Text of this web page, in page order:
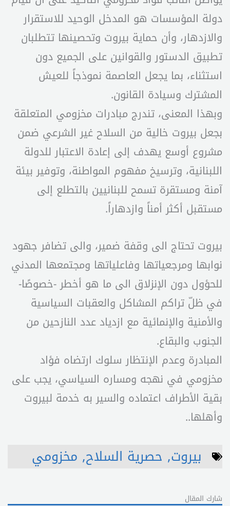
دولة المؤسسات هو المدخل الوحيد للاستقرار
والازدهار، وأن حماية بيروت وتحصينها تتطلبان
تطبيق الدستور والقوانين على الجميع دون
استثناء، بما يجعل العاصمة نموذجاً للعيش
المشترك وسيادة القانون.
وبهذا المعنى، تندرج مبادرات مخزومي المتعلقة
بجعل بيروت خالية من السلاح غير الشرعي ضمن
مشروع أوسع يهدف إلى إعادة الاعتبار للدولة
اللبنانية، وترسيخ مفهوم المواطنة، وتوفير بيئة
آمنة ومستقرة تسمح للبنانيين بالتطلع إلى
مستقبل أكثر أمناً وازدهاراً.
بيروت تحتاج الى وقفة ضمير، والى تضافر جهود
نوابها ومرجعياتها وفاعلياتها ومجتمعها المدني
للحؤول دون الإنزلاق الى ما هو أخطر -خصوصًا-
في ظلّ تراكم المشاكل والعقبات السياسية
والأمنية والإنمائية مع ازدياد عدد النازحين من
الجنوب والبقاع.
المبادرة وعدم الإنتظار سلوك ارتضاه فؤاد
مخزومي في نهجه ومساره السياسي، يجب على
بقية الأطراف اعتماده والسير به خدمة لبيروت
وأهلها..
بيروت, حصرية السلاح, مخزومي
شارك المقال